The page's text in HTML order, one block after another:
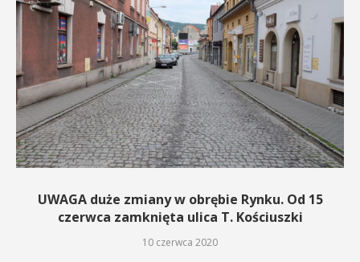
UWAGA duże zmiany w obrębie Rynku. Od 15
czerwca zamknięta ulica T. Kościuszki
10 czerwca 2020